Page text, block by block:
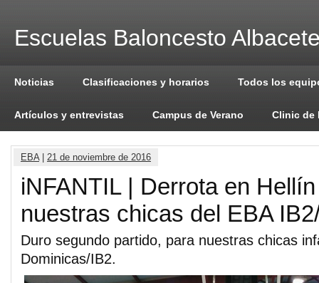
Escuelas Baloncesto
Noticias Clasificaciones y horarios Todos los
Artículos y entrevistas Campus de Verano Clinic de
EBA| 21 de noviembre de 2016
iNFANTIL | Derrota en
nuestras chicas del EBA
Duro segundo partido, para nuestras chicas
Dominicas/IB2.